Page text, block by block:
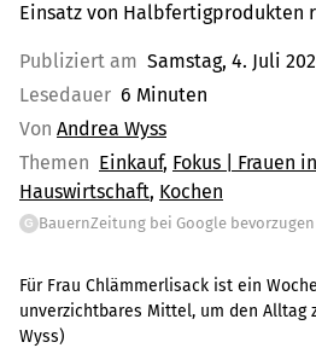
Einsatz von Halbfertigprodukten
Publiziert am Samstag, 4. Juli
Lesedauer 6 Minuten
Von Andrea Wyss
Themen Einkauf Fokus | Frauen
Hauswirtschaft Kochen
G BauernZeitung bei Google bevorzugen
Für Frau Chlämmerlisack ist ein
unverzichtbares Mittel, um den Alltag
Wyss)